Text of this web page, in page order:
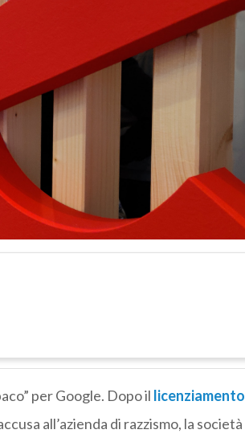
per Google. Dopo il licenziamento
all’azienda di razzismo, la società